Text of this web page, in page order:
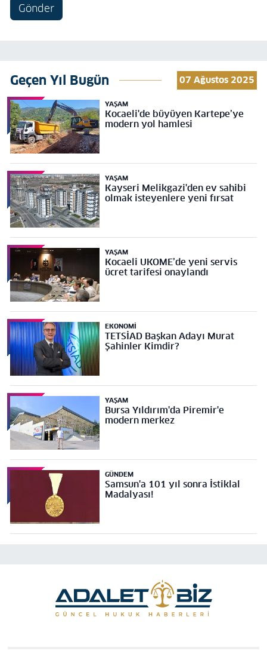
Gönder
Geçen Yıl Bugün 07 Ağustos 2025
YAŞAM
Kocaeli'de büyüyen Kartepe’ye
modern yol hamlesi
YAŞAM
Kayseri Melikgazi'den ev sahibi
olmak isteyenlere yeni fırsat
YAŞAM
Kocaeli UKOME’de yeni servis
ücret tarifesi onaylandı
EKONOMI
TETSİAD Başkan Adayı Murat
Şahinler Kimdir?
YAŞAM
Bursa Yıldırım'da Piremir'e
modern merkez
GÜNDEM
Samsun'a 101 yıl sonra İstiklal
Madalyası!